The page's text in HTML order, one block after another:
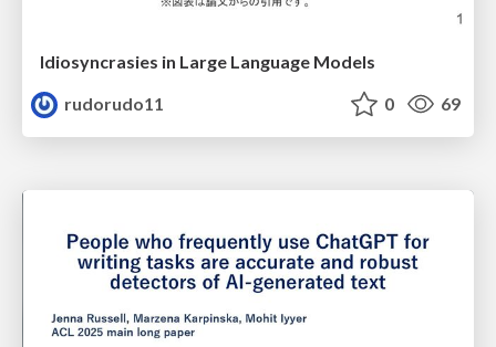
Idiosyncrasies in Large Language Models
rudorudo11
0 69